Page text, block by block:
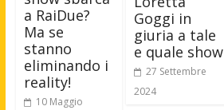
a RaiDue?
Ma se
stanno
eliminando i
reality!
10 Maggio
Goggi in
giuria a tale
e quale show
27 Settembre
2024